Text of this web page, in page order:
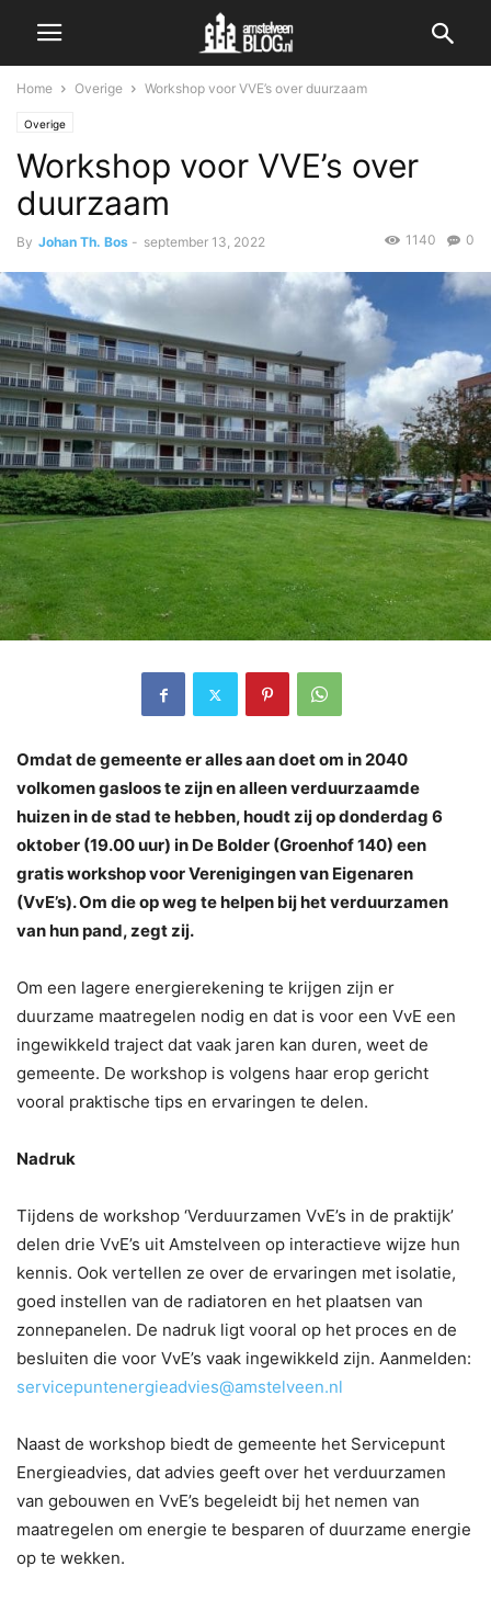
Home Overige Workshop voor VVE’s over duurzaam
Overige
Workshop voor VVE’s over
duurzaam
By Johan Th. Bos - september 13, 2022 0
1140
Omdat de gemeente er alles aan doet om in 2040
volkomen gasloos te zijn en alleen verduurzaamde
huizen in de stad te hebben, houdt zij op donderdag 6
oktober (19.00 uur) in De Bolder (Groenhof 140) een
gratis workshop voor Verenigingen van Eigenaren
(VvE’s). Om die op weg te helpen bij het verduurzamen
van hun pand, zegt zij.
Om een lagere energierekening te krijgen zijn er
duurzame maatregelen nodig en dat is voor een VvE een
ingewikkeld traject dat vaak jaren kan duren, weet de
gemeente. De workshop is volgens haar erop gericht
vooral praktische tips en ervaringen te delen.
Nadruk
Tijdens de workshop ‘Verduurzamen VvE’s in de praktijk’
delen drie VvE’s uit Amstelveen op interactieve wijze hun
kennis. Ook vertellen ze over de ervaringen met isolatie,
goed instellen van de radiatoren en het plaatsen van
zonnepanelen. De nadruk ligt vooral op het proces en de
besluiten die voor VvE’s vaak ingewikkeld zijn. Aanmelden:
servicepuntenergieadvies@amstelveen.nl
Naast de workshop biedt de gemeente het Servicepunt
Energieadvies, dat advies geeft over het verduurzamen
van gebouwen en VvE’s begeleidt bij het nemen van
maatregelen om energie te besparen of duurzame energie
op te wekken.